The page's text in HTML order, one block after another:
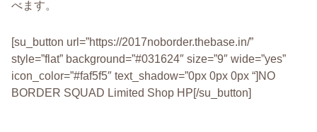
べます。
[su_button url=”https://2017noborder.thebase.in/”
style=”flat” background=”#031624″ size=”9″ wide=”yes”
icon_color=”#faf5f5″ text_shadow=”0px 0px 0px “]NO
BORDER SQUAD Limited Shop HP[/su_button]